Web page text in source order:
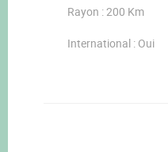
Rayon : 200 Km
International : Oui